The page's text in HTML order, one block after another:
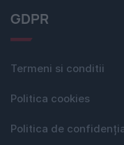
GDPR
Termeni si conditii
Politica cookies
Politica de